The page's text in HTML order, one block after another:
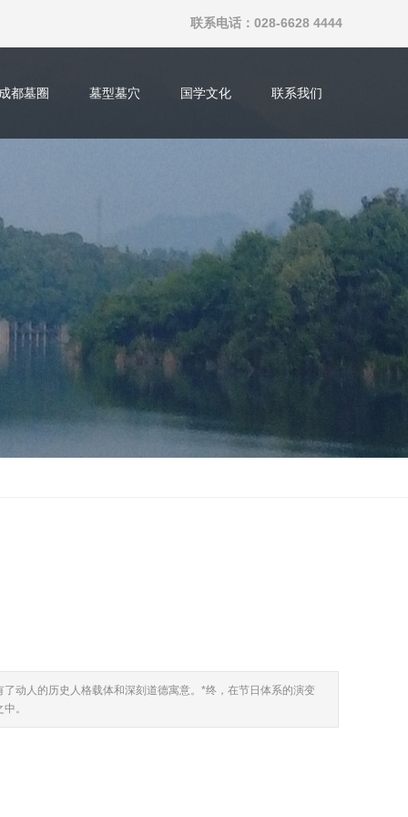
联系电话：028-6628 4444
都墓圈 墓型墓穴 国学文化 联系我们
动人的历史人格载体和深刻道德寓意。*终，在节日体系的演变
。